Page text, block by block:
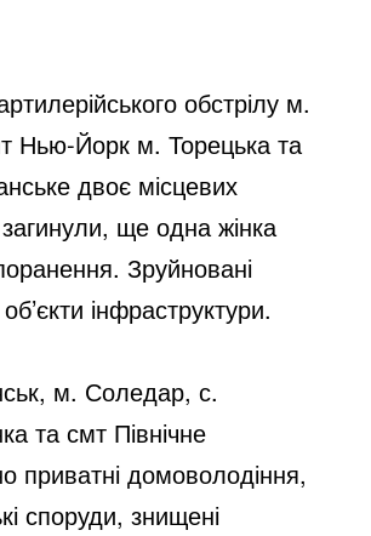
обстрілу м.
Нью-Йорк м. Торецька та
двоє місцевих
ще одна жінка
Зруйновані
інфраструктури.
м. Соледар, с.
та смт Північне
приватні домоволодіння,
споруди, знищені